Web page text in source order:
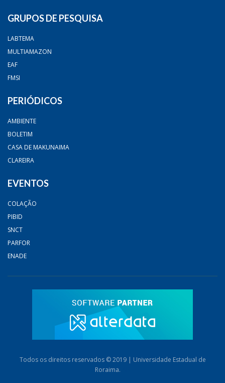
GRUPOS DE PESQUISA
LABTEMA
MULTIAMAZON
EAF
FMSI
PERIÓDICOS
AMBIENTE
BOLETIM
CASA DE MAKUNAIMA
CLAREIRA
EVENTOS
COLAÇÃO
PIBID
SNCT
PARFOR
ENADE
Todos os direitos reservados © 2019 | Universidade Estadual de
Roraima.